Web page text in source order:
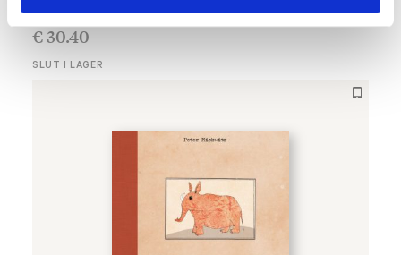
Bo i ett hus som ligger i mörkret
€30.40
SLUT I LAGER